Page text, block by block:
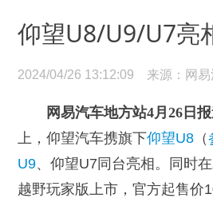
仰望U8/U9/U7亮
2024/04/26 13:12:09 来源：网易
网易汽车地方站4月26日
上，仰望汽车携旗下仰望U8 （
U9、仰望U7同台亮相。同时
越野玩家版上市，官方起售价